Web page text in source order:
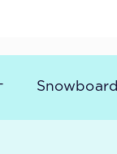
Snowboard